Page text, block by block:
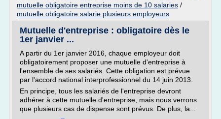
mutuelle obligatoire entreprise moins de 10 salaries /
mutuelle obligatoire salarie plusieurs employeurs
Mutuelle d'entreprise : obligatoire dès le
1er janvier ...
A partir du 1er janvier 2016, chaque employeur doit
obligatoirement proposer une mutuelle d'entreprise à
l'ensemble de ses salariés. Cette obligation est prévue
par l'accord national interprofessionnel du 14 juin 2013.
En principe, tous les salariés de l'entreprise devront
adhérer à cette mutuelle d'entreprise, mais nous verrons
que plusieurs cas de dispense sont prévus. De plus, la...